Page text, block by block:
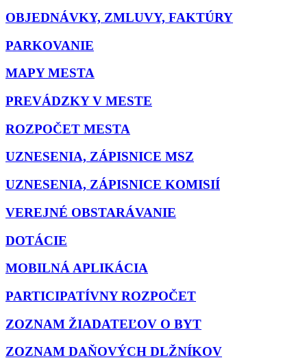
OBJEDNÁVKY, ZMLUVY, FAKTÚRY
PARKOVANIE
MAPY MESTA
PREVÁDZKY V MESTE
ROZPOČET MESTA
UZNESENIA, ZÁPISNICE MSZ
UZNESENIA, ZÁPISNICE KOMISIÍ
VEREJNÉ OBSTARÁVANIE
DOTÁCIE
MOBILNÁ APLIKÁCIA
PARTICIPATÍVNY ROZPOČET
ZOZNAM ŽIADATEĽOV O BYT
ZOZNAM DAŇOVÝCH DLŽNÍKOV